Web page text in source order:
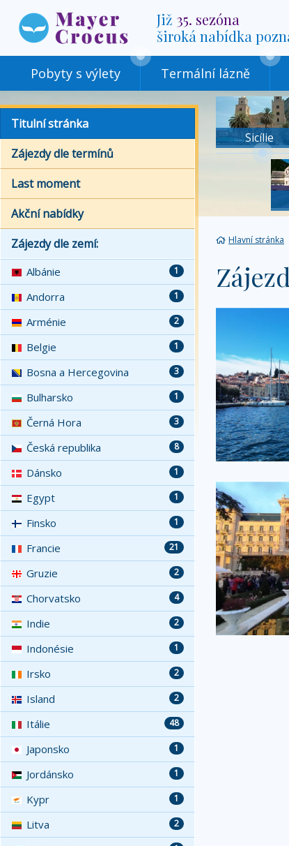
Již 35. sezóna
široká nabídka
Pobyty s výlety Termální lázně
Sicílie
Hlavní stránka
Titulní stránka
Zájezdy dle termínů
Last moment
Akční nabídky
Zájezdy dle zemí:
1
Albánie
1
Andorra
2
Arménie
1
Belgie
3
Bosna a Hercegovina
1
Bulharsko
3
Černá Hora
8
Česká republika
1
Dánsko
1
Egypt
1
Finsko
21
Francie
2
Gruzie
4
Chorvatsko
2
Indie
1
Indonésie
2
Irsko
2
Island
48
Itálie
1
Japonsko
1
Jordánsko
1
Kypr
2
Litva